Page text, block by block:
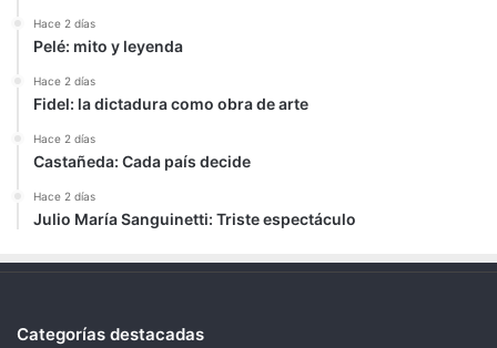
Hace 2 días
Pelé: mito y leyenda
Hace 2 días
Fidel: la dictadura como obra de arte
Hace 2 días
Castañeda: Cada país decide
Hace 2 días
Julio María Sanguinetti: Triste espectáculo
Categorías destacadas